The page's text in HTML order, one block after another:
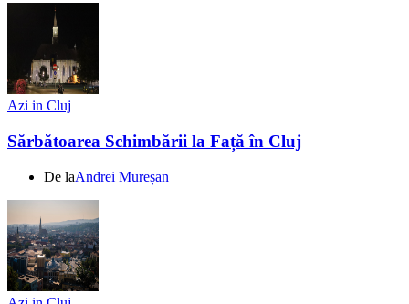
Azi in Cluj
Sărbătoarea Schimbării la Față în Cluj
De laAndrei Mureșan